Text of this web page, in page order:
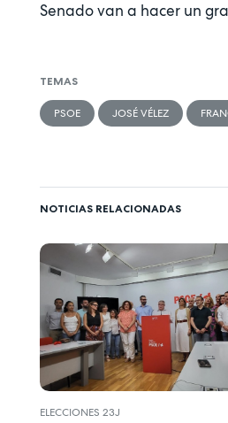
Senado van a hacer un
TEMAS
PSOE JOSÉ VÉLEZ
NOTICIAS RELACIONADAS
ELECCIONES 23J